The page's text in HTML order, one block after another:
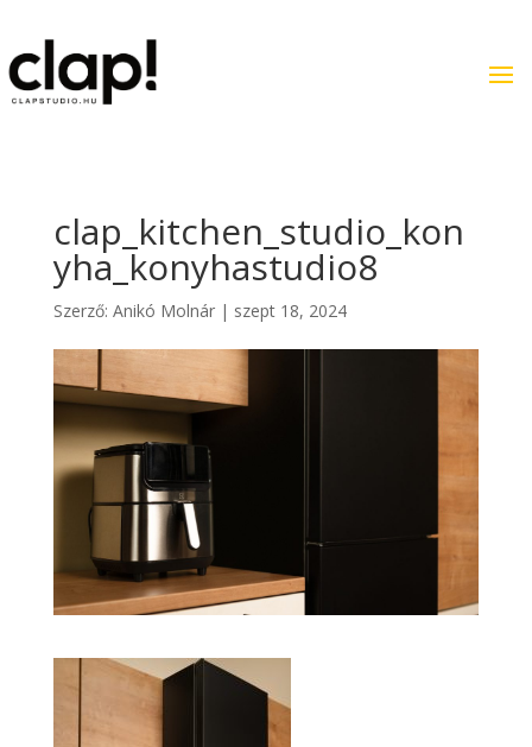
clap_kitchen_studio_kon
yha_konyhastudio8
Szerző: Anikó Molnár| szept 18, 2024